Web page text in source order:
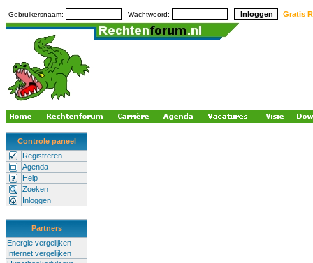
Gebruikersnaam: Wachtwoord: Gratis
Controle paneel
Registreren
Agenda
Help
Zoeken
Inloggen
Partners
Energie vergelijken
Internet vergelijken